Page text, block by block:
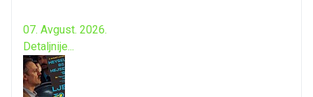
07. Avgust. 2026.
Detaljnije...